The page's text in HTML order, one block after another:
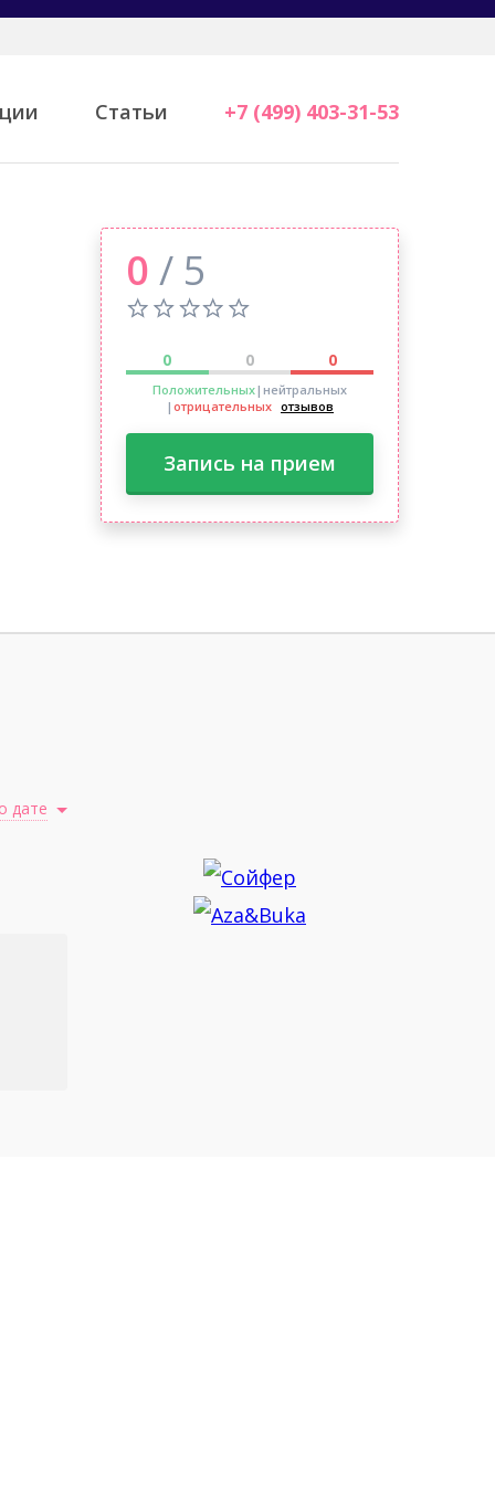
Статьи +7 (499) 403-31-53
0 / 5
0 0 0
Положительных|нейтральных
| отрицательных отзывов
Запись на прием
дате